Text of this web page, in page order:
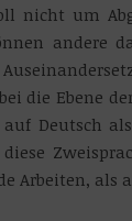
nicht um
andere
die Ebene
Deutsch
Arbeiten, als